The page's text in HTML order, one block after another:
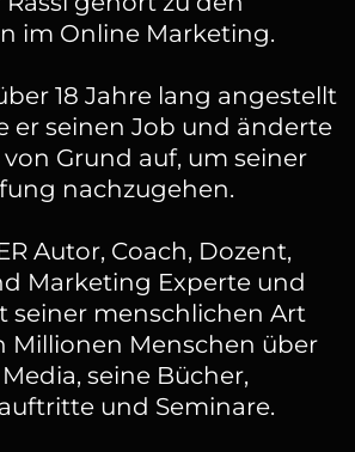
im Online Marketing.
18 Jahre lang angestellt
er seinen Job und änderte
Grund auf, um seiner
nachzugehen.
Autor, Coach, Dozent,
Marketing Experte und
seiner menschlichen Art
Millionen Menschen über
seine Bücher,
und Seminare.